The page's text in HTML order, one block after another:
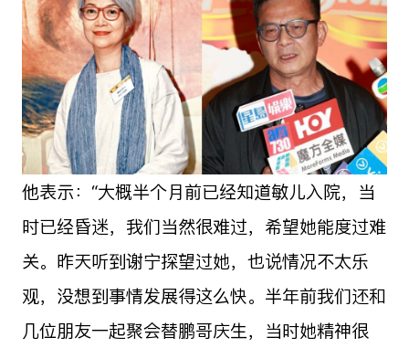
他表示：“大概半个月前已经知道敏儿入院，当
时已经昏迷，我们当然很难过，希望她能度过难
关。昨天听到谢宁探望过她，也说情况不太乐
观，没想到事情发展得这么快。半年前我们还和
几位朋友一起聚会替鹏哥庆生，当时她精神很